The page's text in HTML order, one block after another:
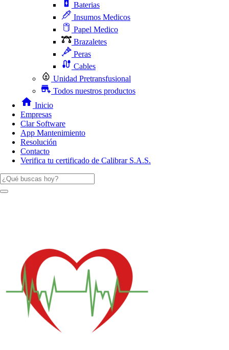
Baterias
Insumos Medicos
Papel Medico
Brazaletes
Peras
Cables
Unidad Pretransfusional
Todos nuestros productos
Inicio
Empresas
Clar Software
App Mantenimiento
Resolución
Contacto
Verifica tu certificado de Calibrar S.A.S.